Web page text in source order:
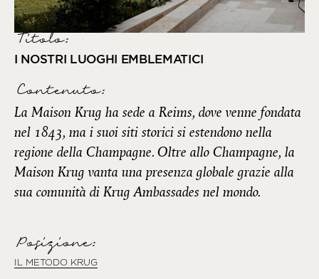
Titolo:
I NOSTRI LUOGHI EMBLEMATICI
Contenuto:
La Maison Krug ha sede a Reims, dove venne fondata
nel 1843, ma i suoi siti storici si estendono nella
regione della Champagne. Oltre allo Champagne, la
Maison Krug vanta una presenza globale grazie alla
sua comunità di Krug Ambassades nel mondo.
Posizione:
IL METODO KRUG